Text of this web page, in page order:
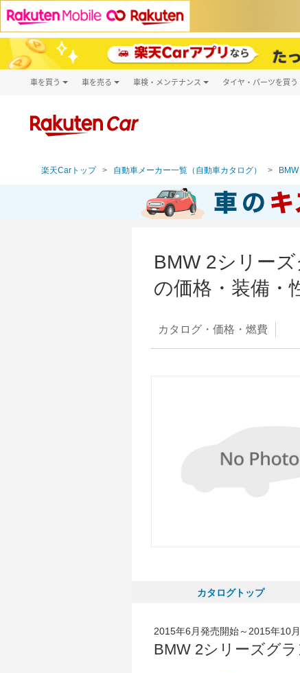
車を買う
新車
車を売る 車検・メンテナンス タイヤ・パーツを買う
楽天Carトップ 自動車メーカー一覧（自動車カタログ） BMW
BMW 2シリー
の価格・装備・
カタログ・価格・燃費
カタログトップ
2015年6月発売開始～2015年10
BMW 2シリーズグ